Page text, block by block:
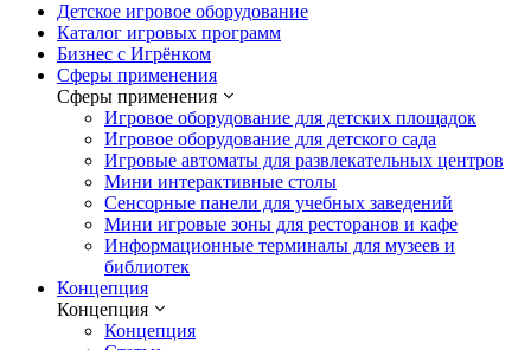
Детское игровое оборудование
Каталог игровых программ
Бизнес с Игрёнком
Сферы применения
Сферы применения
Игровое оборудование для детских площадок
Игровое оборудование для детского сада
Игровые автоматы для развлекательных центров
Мини интерактивные столы
Сенсорные панели для учебных заведений
Мини игровые зоны для ресторанов и кафе
Информационные терминалы для музеев и
библиотек
Концепция
Концепция
Концепция